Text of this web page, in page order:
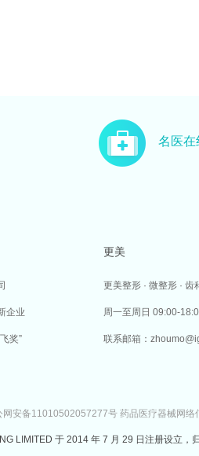
名医在
企业
奖”
更美
更美整形 · 微整形 · 齿
周一至周日 09:00-
联系邮箱：
网安备11010502057277号 药品医疗器械网络
LIMITED 于 2014 年 7 月 29 日注册设立